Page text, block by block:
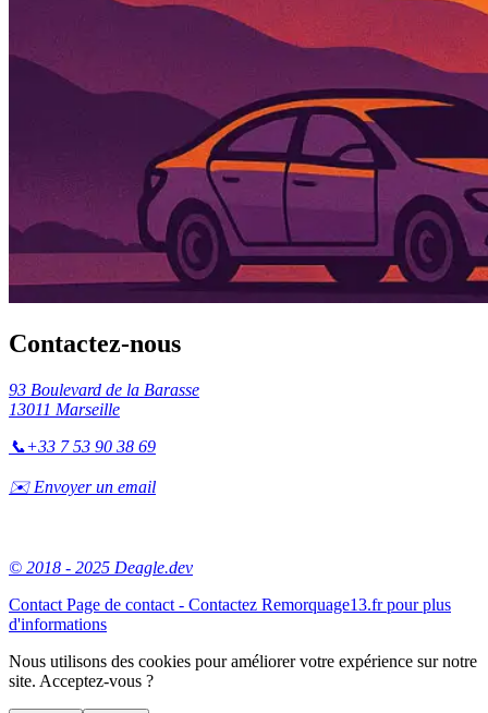
Contactez-nous
93 Boulevard de la Barasse
13011 Marseille
📞+33 7 53 90 38 69
✉️ Envoyer un email
© 2018 - 2025 Deagle.dev
Contact Page de contact - Contactez Remorquage13.fr pour plus
d'informations
Nous utilisons des cookies pour améliorer votre expérience sur notre
site. Acceptez-vous ?